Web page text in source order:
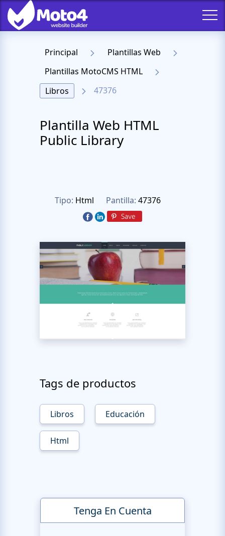
Principal
Plantillas Web
Plantillas MotoCMS HTML
Libros
47376
Plantilla Web HTML
Public Library
Tipo: Html Pantilla: 47376
Tags de productos
Libros Educación
Html
Tenga En Cuenta